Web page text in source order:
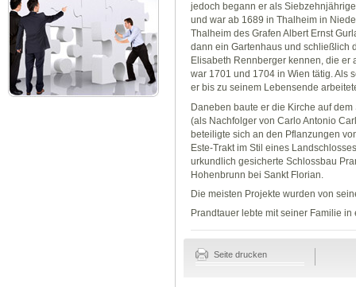
jedoch begann er als
und war ab 1689 in Thalheim in
Thalheim des Grafen Albert Ernst
dann ein Gartenhaus und schließlich
Elisabeth Rennberger kennen, die
war 1701 und 1704 in Wien tätig. Als
er bis zu seinem Lebensende
Daneben baute er die Kirche auf
(als Nachfolger von Carlo Antonio
beteiligte sich an den Pflanzungen
Este-Trakt im Stil eines
urkundlich gesicherte Schlossbau
Hohenbrunn bei Sankt Florian.
Die meisten Projekte wurden von
Prandtauer lebte mit seiner Familie
Seite drucken